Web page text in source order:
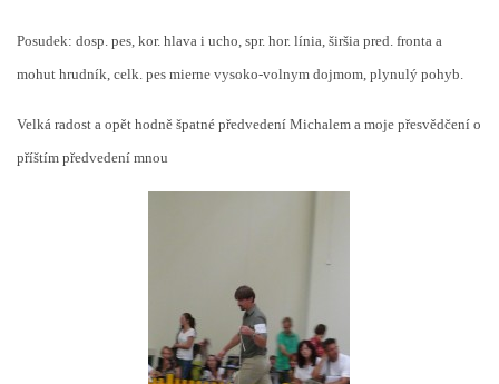
Posudek: dosp. pes, kor. hlava i ucho, spr. hor. línia, širšia pred. fronta a
mohut hrudník, celk. pes mierne vysoko-volnym dojmom, plynulý pohyb.
Velká radost a opět hodně špatné předvedení Michalem a moje přesvědčení o
příštím předvedení mnou